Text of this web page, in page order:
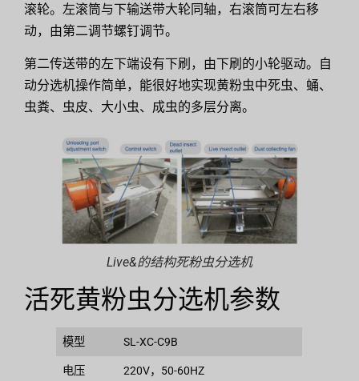
滚轮。左滚筒与下输送带大轮同轴，右滚筒可左右移
动，由第二调节螺钉调节。
第二传送带的左下端设有下刷，由下刷的小轮驱动。自
动分选机操作简单，能很好地实现黄粉虫中死虫、蛹、
虫粪、虫皮、大小虫、成虫的多层分离。
Live&的结构死粉虫分选机
活死黄粉虫分选机参数
模型 SL-XC-C9B
电压 220V，50-60HZ